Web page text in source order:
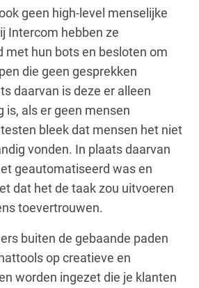
geen high-level menselijke
Intercom hebben ze
met hun bots en besloten om
die geen gesprekken
daarvan is deze er alleen
is, als er geen mensen
bleek dat mensen het niet
vonden. In plaats daarvan
geautomatiseerd was en
dat het de taak zou uitvoeren
toevertrouwen.
buiten de gebaande paden
op creatieve en
worden ingezet die je klanten